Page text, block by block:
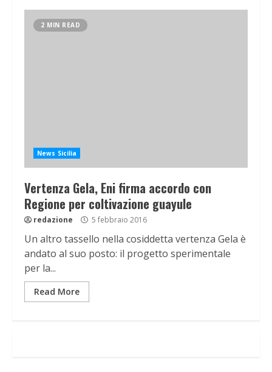
2 MIN READ
News Sicilia
Vertenza Gela, Eni firma accordo con
Regione per coltivazione guayule
redazione 5 febbraio 2016
Un altro tassello nella cosiddetta vertenza Gela è
andato al suo posto: il progetto sperimentale
per la...
Read More